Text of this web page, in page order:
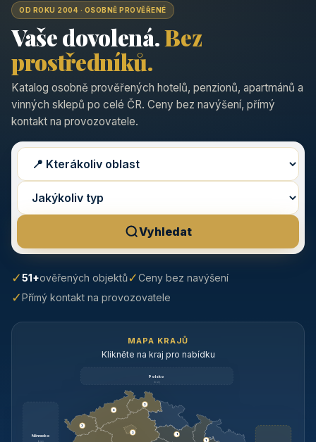
OD ROKU 2004 · OSOBNĚ PROVĚŘENÉ
Vaše dovolená.Bez
prostředníků.
Katalog osobně prověřených hotelů, penzionů, apartmánů a
vinných sklepů po celé ČR. Ceny bez navýšení, přímý
kontakt na provozovatele.
Vyhledat
✓51+ověřených objektů✓Ceny bez navýšení
✓Přímý kontakt na provozovatele
MAPA KRAJŮ
Klikněte na kraj pro nabídku
Polsko
brzy
Německo
brzy
3
3
3
3
1
1